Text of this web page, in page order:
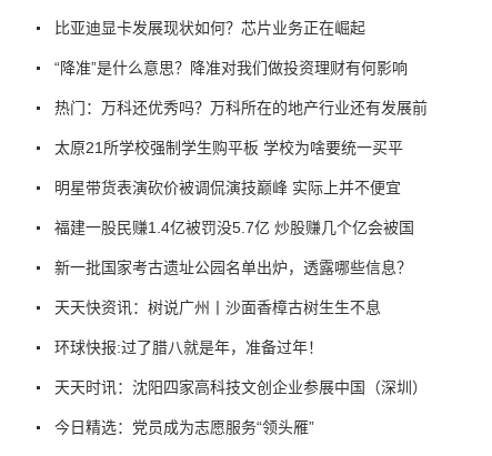
比亚迪显卡发展现状如何？芯片业务正在崛起
“降准”是什么意思？降准对我们做投资理财有何影响
热门：万科还优秀吗？万科所在的地产行业还有发展前
太原21所学校强制学生购平板 学校为啥要统一买平
明星带货表演砍价被调侃演技巅峰 实际上并不便宜
福建一股民赚1.4亿被罚没5.7亿 炒股赚几个亿会被国
新一批国家考古遗址公园名单出炉，透露哪些信息？
天天快资讯：树说广州丨沙面香樟古树生生不息
环球快报:过了腊八就是年，准备过年！
天天时讯：沈阳四家高科技文创企业参展中国（深圳）
今日精选：党员成为志愿服务“领头雁”